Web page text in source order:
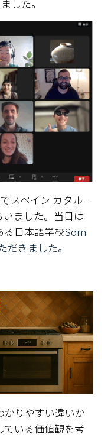
した。
スペイン カタルー
ました。当日は
る日本語学校Som
きました。
かりやすい違いか
ている価値観を考